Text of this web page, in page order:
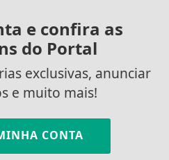
e confira as
do Portal
exclusivas, anunciar
e muito mais!
CONTA